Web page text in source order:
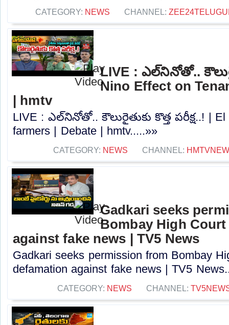
CATEGORY: NEWS CHANNEL:
LIVE : ఎల్‌నినోతో..
Nino Effect on
| hmtv
LIVE : ఎల్‌నినోతో.. కౌలురైతుకు కొత్త పరీక్ష..! | El
farmers | Debate | hmtv.....»»
CATEGORY: NEWS CHANNEL:
Gadkari seeks
Bombay High
against fake news | TV5 News
Gadkari seeks permission from Bombay
defamation against fake news | TV5
CATEGORY: NEWS CHANNEL: